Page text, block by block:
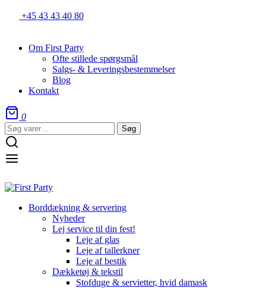
+45 43 43 40 80
Om First Party
Ofte stillede spørgsmål
Salgs- & Leveringsbestemmelser
Blog
Kontakt
0
Søg
efter:
Søg
Borddækning & servering
Nyheder
Lej service til din fest!
Leje af glas
Leje af tallerkner
Leje af bestik
Dækketøj & tekstil
Stofduge & servietter, hvid damask